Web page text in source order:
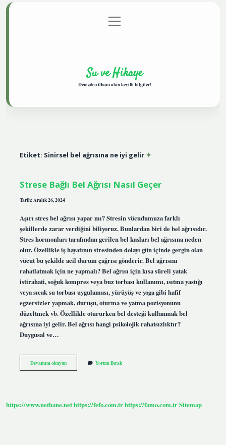
Gizlilik Politikası
menüyü
aç
Su ve Hikaye
Denizden ilham alan keyifli bilgiler!
Etiket: Sinirsel bel ağrısına ne iyi gelir
Strese Bağlı Bel Ağrısı Nasıl Geçer
Tarih: Aralık 26, 2024
Aşırı stres bel ağrısı yapar mı? Stresin vücudumuza farklı
şekillerde zarar verdiğini biliyoruz. Bunlardan biri de bel ağrısıdır.
Stres hormonları tarafından gerilen bel kasları bel ağrısına neden
olur. Özellikle iş hayatının stresinden dolayı gün içinde gergin olan
vücut bu şekilde acil durum çağrısı gönderir. Bel ağrısını
rahatlatmak için ne yapmalı? Bel ağrısı için kısa süreli yatak
istirahati, soğuk kompres veya buz torbası kullanımı, ısıtma yastığı
veya sıcak su torbası uygulaması, yürüyüş ve yoga gibi hafif
egzersizler yapmak, duruşu, oturma ve yatma pozisyonunu
düzeltmek vb. Özellikle otururken bel desteği kullanmak bel
ağrısına iyi gelir. Bel ağrısı hangi psikolojik rahatsızlıktır?
Duygusal ve…
Devamını okuyunStrese
Bağlı
Yorum Bırak
https://www.nethane.nethttps://fefo.com.trhttps://famo.com.trSitemap